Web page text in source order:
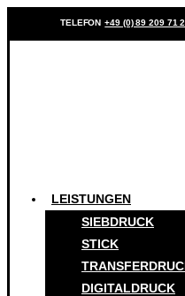
TELEFON +49 (0) 89 209 71
LEISTUNGEN
SIEBDRUCK
STICK
DIGITALDRUCK